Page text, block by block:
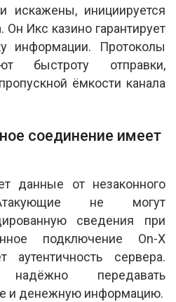
искажены, инициируется
Он Икс казино гарантирует
информации. Протоколы
быстроту отправки,
ёмкости канала
соединение имеет
данные от незаконного
не могут
сведения при
подключение On-X
аутентичность сервера.
передавать
и денежную информацию.